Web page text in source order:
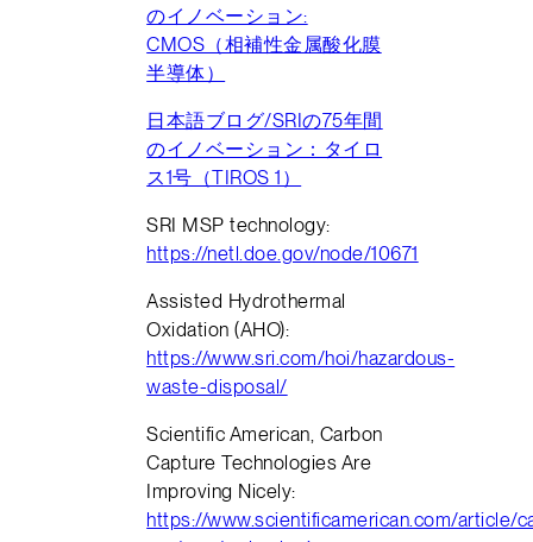
のイノベーション:
CMOS（相補性金属酸化膜
半導体）
日本語ブログ/SRIの75年間
のイノベーション：タイロ
ス1号（TIROS 1）
SRI MSP technology:
https://netl.doe.gov/node/10671
Assisted Hydrothermal
Oxidation (AHO):
https://www.sri.com/hoi/hazardous-
waste-disposal/
Scientific American, Carbon
Capture Technologies Are
Improving Nicely:
https://www.scientificamerican.com/article/